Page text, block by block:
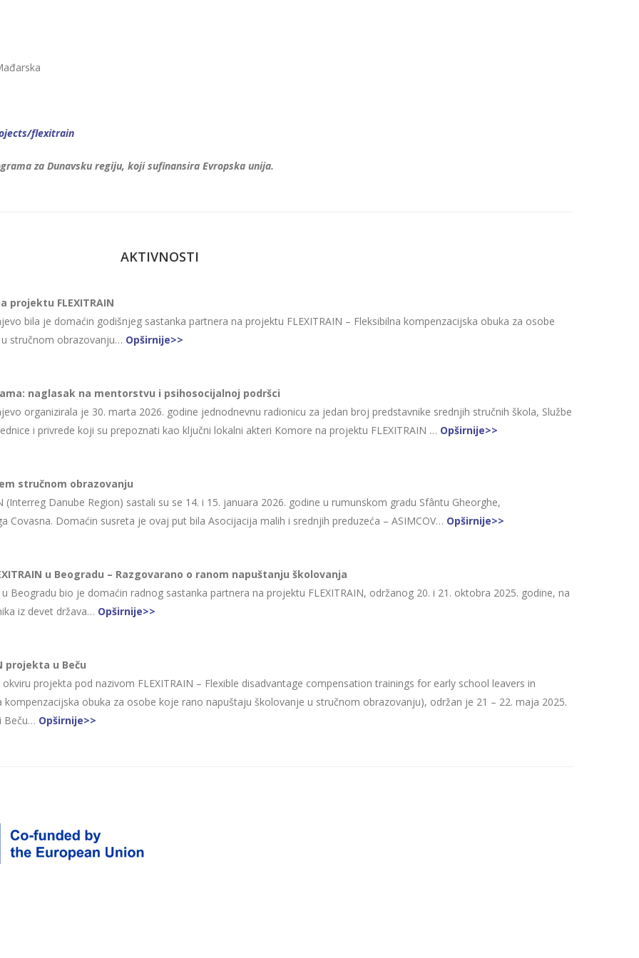
flexitrain
za Dunavsku regiju, koji sufinansira Evropska unija.
AKTIVNOSTI
FLEXITRAIN
bila je domaćin godišnjeg sastanka partnera na projektu FLEXITRAIN – Fleksibilna kompenzacijska obuka za osobe
stručnom obrazovanju… Opširnije>>
naglasak na mentorstvu i psihosocijalnoj podršci
organizirala je 30. marta 2026. godine jednodnevnu radionicu za jedan broj predstavnike srednjih stručnih škola, Službe
i privrede koji su prepoznati kao ključni lokalni akteri Komore na projektu FLEXITRAIN … Opširnije>>
stručnom obrazovanju
(Interreg Danube Region) sastali su se 14. i 15. januara 2026. godine u rumunskom gradu Sfântu Gheorghe,
Covasna. Domaćin susreta je ovaj put bila Asocijacija malih i srednjih preduzeća – ASIMCOV… Opširnije>>
u Beogradu – Razgovarano o ranom napuštanju školovanja
Beogradu bio je domaćin radnog sastanka partnera na projektu FLEXITRAIN, održanog 20. i 21. oktobra 2025. godine, na
iz devet država… Opširnije>>
projekta u Beču
projekta pod nazivom FLEXITRAIN – Flexible disadvantage compensation trainings for early school leavers in
kompenzacijska obuka za osobe koje rano napuštaju školovanje u stručnom obrazovanju), održan je 21 – 22. maja 2025.
Beču… Opširnije>>